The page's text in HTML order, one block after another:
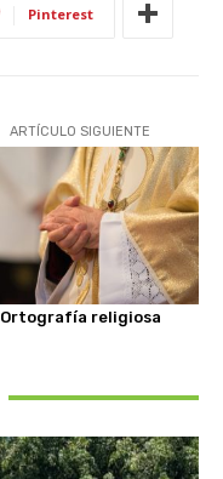
Pinterest
ARTÍCULO SIGUIENTE
Ortografía religiosa